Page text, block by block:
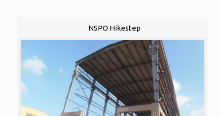
NSPO Hikestep